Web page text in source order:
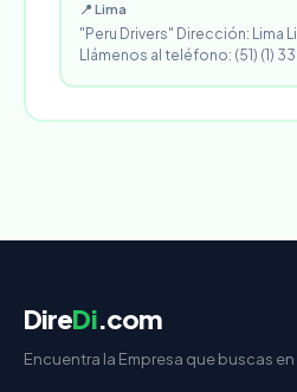
📍 Lima
"Peru Drivers" Dirección: Lima
Llámenos al teléfono: (51) (1)
DireDi.com
Encuentra la Empresa que buscas